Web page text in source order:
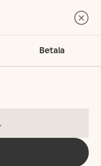
Betala